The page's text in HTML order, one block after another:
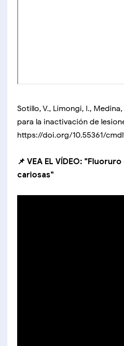
Sotillo, V., Limongi, I.,
para la inactivación de
https://doi.org/10.55361/
📌 VEA EL VÍDEO:
cariosas"